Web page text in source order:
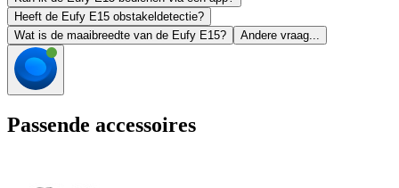
Heeft de Eufy E15 obstakeldetectie?
Wat is de maaibreedte van de Eufy E15?
Andere vraag...
Passende accessoires